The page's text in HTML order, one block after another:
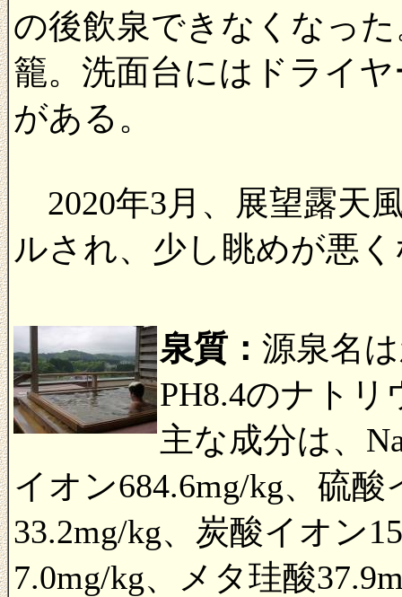
の後飲泉できなくなっ
籠。洗面台にはドライ
がある。
2020年3月、展望露天
ルされ、少し眺めが悪
泉質： 源泉名
PH8.4のナト
主な成分は、
イオン684.6mg/kg、硫
33.2mg/kg、炭酸イオン
7.0mg/kg、メタ珪酸